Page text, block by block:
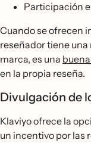
Participación
Cuando se ofrecen
reseñador tiene
marca, es una
en la propia reseña.
Divulgación de
Klaviyo ofrece la
un incentivo por las